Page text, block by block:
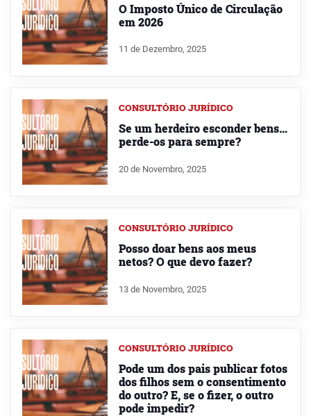
O Imposto Único de Circulação
em 2026
11 de Dezembro, 2025
CONSULTÓRIO JURÍDICO
Se um herdeiro esconder bens…
perde-os para sempre?
20 de Novembro, 2025
CONSULTÓRIO JURÍDICO
Posso doar bens aos meus
netos? O que devo fazer?
13 de Novembro, 2025
CONSULTÓRIO JURÍDICO
Pode um dos pais publicar fotos
dos filhos sem o consentimento
do outro? E, se o fizer, o outro
pode impedir?